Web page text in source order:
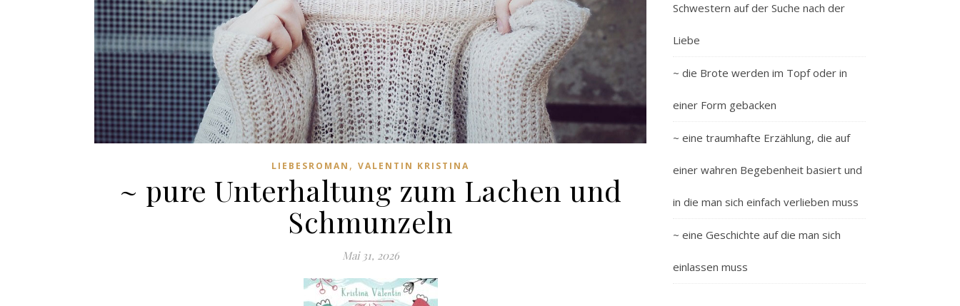
LIEBESROMAN , VALENTIN KRISTINA
~ pure Unterhaltung zum Lachen und
Schmunzeln
Mai 31, 2026
Schwestern auf der Suche nach der
Liebe
~ die Brote werden im Topf oder in
einer Form gebacken
~ eine traumhafte Erzählung, die auf
einer wahren Begebenheit basiert und
in die man sich einfach verlieben muss
~ eine Geschichte auf die man sich
einlassen muss